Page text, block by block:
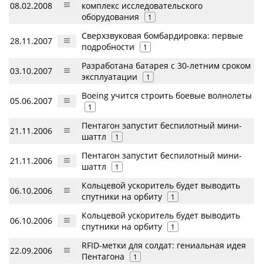
08.02.2008
комплекс исследовательского
оборудования
1
28.11.2007
Сверхзвуковая бомбардировка: первые
подробности
1
03.10.2007
Разработана батарея с 30-летним сроком
эксплуатации
1
05.06.2007 Boeing учится строить боевые волнолеты
1
21.11.2006
Пентагон запустит беспилотный мини-
шаттл
1
21.11.2006
Пентагон запустит беспилотный мини-
шаттл
1
06.10.2006
Кольцевой ускоритель будет выводить
спутники на орбиту
1
06.10.2006
Кольцевой ускоритель будет выводить
спутники на орбиту
1
22.09.2006
RFID-метки для солдат: гениальная идея
Пентагона
1